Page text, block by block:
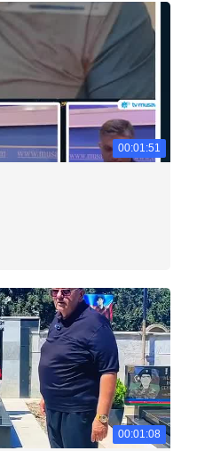
00:01:51
00:01:08